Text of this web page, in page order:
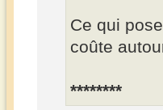
Ce qui
coûte
********